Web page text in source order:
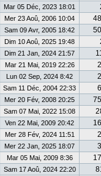
Mar 05 Déc, 2023 18:01
Mer 23 Aoû, 2006 10:04
Sam 09 Avr, 2005 18:42
Dim 10 Aoû, 2025 19:48
Dim 21 Jan, 2024 21:57
Mar 21 Mai, 2019 22:26
Lun 02 Sep, 2024 8:42
Sam 11 Déc, 2004 22:33
Mer 20 Fév, 2008 20:25
Sam 07 Mai, 2022 15:08
Ven 22 Mai, 2009 20:42
Mer 28 Fév, 2024 11:51
Mer 22 Jan, 2025 18:07
Mar 05 Mai, 2009 8:36
Sam 17 Aoû, 2024 22:20